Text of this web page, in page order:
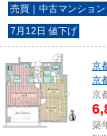
売買｜中古マンション
7月12日 値下げ
京
京
京
築